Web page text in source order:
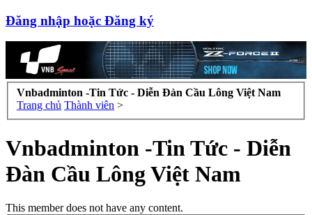
Đăng nhập hoặc Đăng ký
Vnbadminton -Tin Tức - Diễn Đàn Cầu Lông Việt Nam
Trang chủ Thành viên >
Vnbadminton -Tin Tức - Diễn
Đàn Cầu Lông Việt Nam
This member does not have any content.